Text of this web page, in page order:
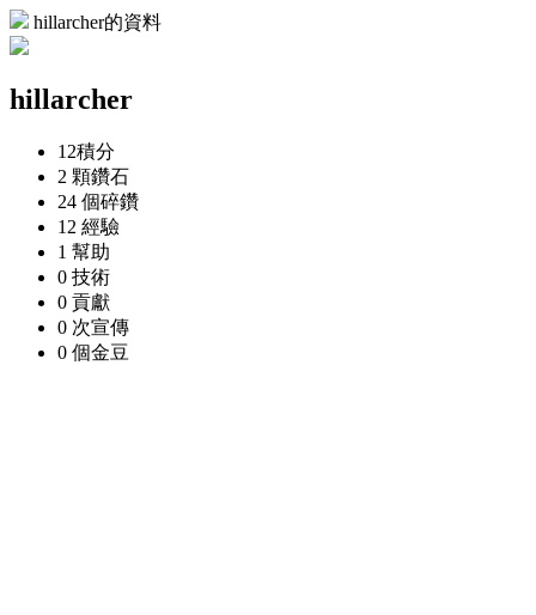
hillarcher的資料
hillarcher
12積分
2 顆鑽石
24 個碎鑽
12 經驗
1 幫助
0 技術
0 貢獻
0 次宣傳
0 個金豆